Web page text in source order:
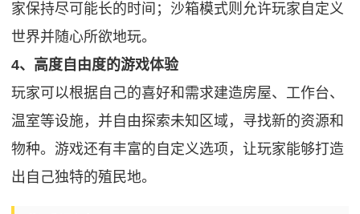
家保持尽可能长的时间；沙箱模式则允许玩家自定义
世界并随心所欲地玩。
4、高度自由度的游戏体验
玩家可以根据自己的喜好和需求建造房屋、工作台、
温室等设施，并自由探索未知区域，寻找新的资源和
物种。游戏还有丰富的自定义选项，让玩家能够打造
出自己独特的殖民地。